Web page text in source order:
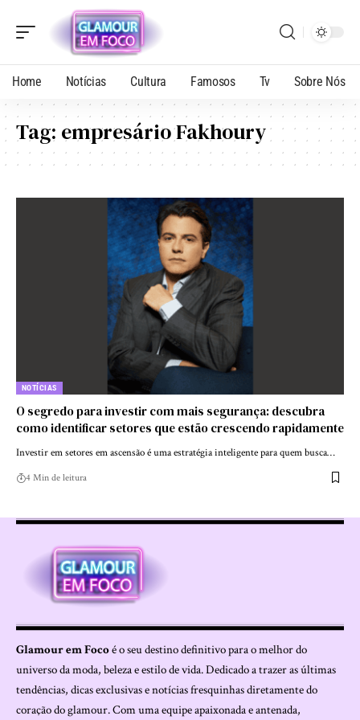
Home Notícias Cultura Famosos Tv Sobre Nós
Tag: empresário Fakhoury
NOTÍCIAS
O segredo para investir com mais segurança: descubra
como identificar setores que estão crescendo rapidamente
Investir em setores em ascensão é uma estratégia inteligente para quem busca…
4 Min de leitura
Glamour em Focoé o seu destino definitivo para o melhor do
universo da moda, beleza e estilo de vida. Dedicado a trazer as últimas
tendências, dicas exclusivas e notícias fresquinhas diretamente do
coração do glamour. Com uma equipe apaixonada e antenada,